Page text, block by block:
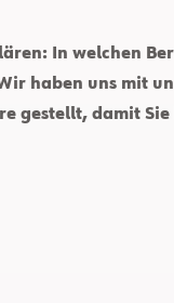
In welchen
haben uns mit
gestellt, damit